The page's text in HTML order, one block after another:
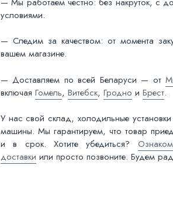
условиями.
— Следим за качеством: от момента
вашем магазине.
— Доставляем по всей Беларуси — от
включая Гомель, Витебск, Гродно и Брест.
У нас свой склад, холодильные
машины. Мы гарантируем, что товар
и в срок. Хотите убедиться?
доставки или просто позвоните. Будем